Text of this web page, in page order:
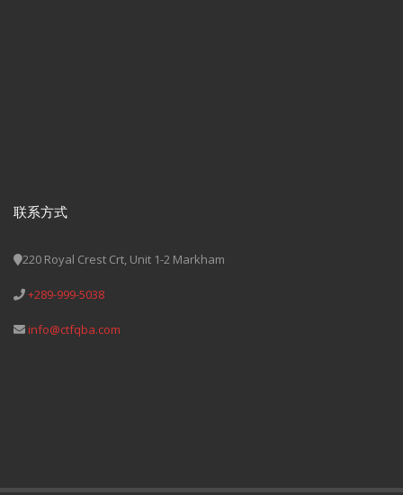
联系方式
220 Royal Crest Crt, Unit 1-2 Markham
+289-999-5038
info@ctfqba.com